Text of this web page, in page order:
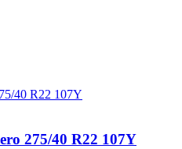
275/40 R22 107Y